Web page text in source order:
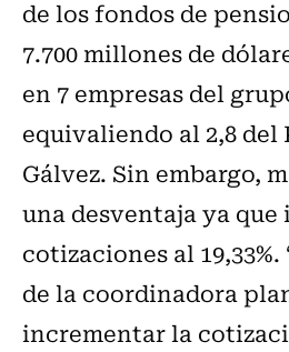
de los fondos de
7.700 millones de
en 7 empresas del
equivaliendo al 2,8 del
Gálvez. Sin embargo,
una desventaja ya
cotizaciones al
de la coordinadora
incrementar la